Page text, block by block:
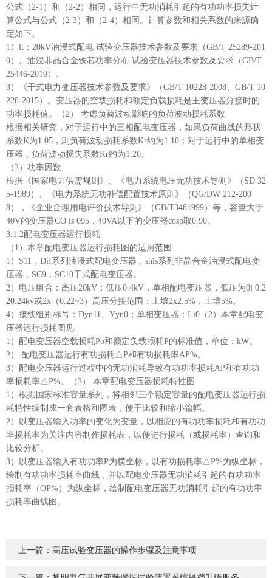
公式（2-1）和（2-2）相同，运行中无功消耗引起的有功功率损失计
算公式与公式（2-3）和（2-4）相同。计算参数和相关系数的来源确
定如下。
1）lt；20kV油浸式配电 试验变压器技术参数及要求（GB/T 25289-201
0）。油浸非晶合金铁芯功率分布 试验变压器技术参数及要求（GB/T
25446-2010）。
3）《干式电力变压器技术参数及要求》（GB/T 10228-2008、GB/T 10
228-2015）。变压器的空载损耗和额定负载损耗是主变压器分接时的
功率损耗值。（2） 考虑负荷波动影响的负荷波动损耗系数
根据相关研究，对于运行中的三相配电变压器，如果负荷曲线的形状
系数K为1.05，则负荷波动损耗系数Kr约为1.10；对于运行中的单相变
压器，负荷波动损失系数Kr约为1.20。
（3）功率因数
根据《国家电力供需规则》、《电力系统电压无功技术导则》（SD 32
5-1989）、《电力系统无功补偿配置技术原则》（QG/DW 212-200
8），《企业合理用电评价技术导则》（GB/T3481999）等，容量大于
40V的变压器CO is 095，40VA以下的变压器cosp取0.90。
3.1.2配电变压器运行损耗
（1）本章配电变压器运行损耗图的适用范围
1）S11，DiI系列油浸式配电变压器，shis系列非晶合金油浸式配电变
压器，SC9，SC10干式配电变压器。
2）电压组合：高压20kV；低压0.4kV，单相配电变压器，低压为0j 0.2
20.24kv或2x（0.22~3）高压分接范围：土壤2x2.5%，土壤5%。
4）接线组别标号：Dyn11、Yyn0；单相变压器：Li0（2）本章配电变
压器运行损耗图见
1）配电变压器空载损耗Po和额定负载损耗P的标准值，单位：kW。
2） 配电变压器运行有功损耗△P和有功损耗率AP%。
3）配电变压器运行过程中的无功消耗导致有功功率损耗AP和有功功
率损耗率△P%。（3） 本章配电变压器损耗特性图
1）根据国家标准容量系列，将相邻三个额定容量的配电变压器运行损
耗特性编制成一套表格和图表，便于比较和缩小篇幅。
2）以变压器输入功率的变化为变量，以相应的有功功率损耗和有功功
率损耗率为关注内容制作损耗表，以便进行损耗（或损耗率）查询和
比较分析。
3）以变压器输入有功功率P为横坐标，以有功损耗率△P%为纵坐标，
绘制有功功率损耗率曲线，并以配电变压器无功消耗引起的有功功率
损耗率（OP%）为纵坐标，绘制配电变压器无功消耗引起的有功功率
损耗率曲线图。
上一篇： 高压试验变压器的操作步骤及注意事项